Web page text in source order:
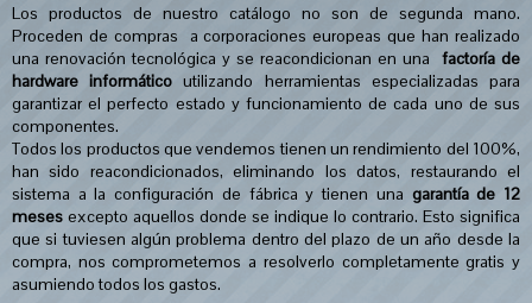
Los productos de nuestro catálogo no son de segunda mano.
Proceden de compras a corporaciones europeas que han realizado
una renovación tecnológica y se reacondicionan en una factoría de
hardware informático utilizando herramientas especializadas para
garantizar el perfecto estado y funcionamiento de cada uno de sus
componentes.
Todos los productos que vendemos tienen un rendimiento del 100%,
han sido reacondicionados, eliminando los datos, restaurando el
sistema a la configuración de fábrica y tienen una garantía de 12
meses excepto aquellos donde se indique lo contrario. Esto significa
que si tuviesen algún problema dentro del plazo de un año desde la
compra, nos comprometemos a resolverlo completamente gratis y
asumiendo todos los gastos.